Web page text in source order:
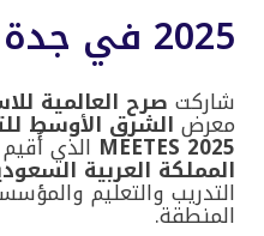
2025 في جدة
شاركت صرح العالمية
معرض الشرق الأوسط
MEETES 2025 الذي
المملكة العربية
التدريب والتعليم
المنطقة.